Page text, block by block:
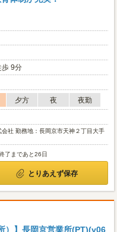
歩 9分
夕方 夜
夜勤
社 勤務地：長岡京市天神２丁目大手
了まであと26日
とりあえず保存
）】長岡京営業所(PT)(y06